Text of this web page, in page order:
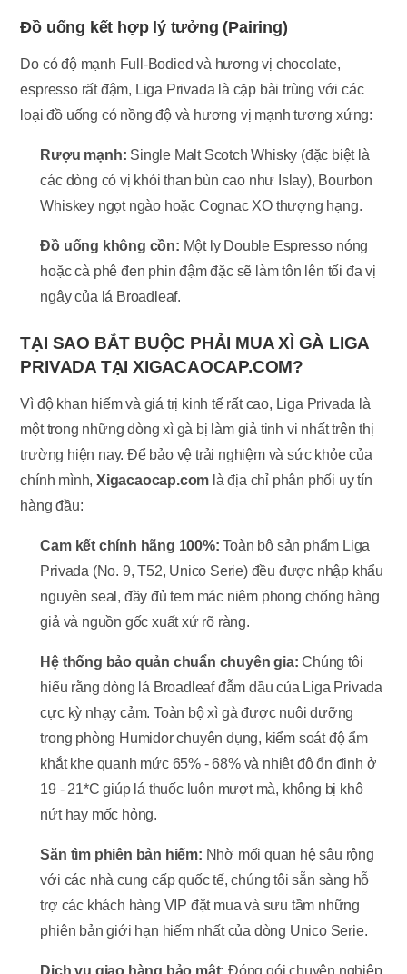
Đồ uống kết hợp lý tưởng (Pairing)
Do có độ mạnh Full-Bodied và hương vị chocolate,
espresso rất đậm, Liga Privada là cặp bài trùng với các
loại đồ uống có nồng độ và hương vị mạnh tương xứng:
Rượu mạnh: Single Malt Scotch Whisky (đặc biệt là
các dòng có vị khói than bùn cao như Islay), Bourbon
Whiskey ngọt ngào hoặc Cognac XO thượng hạng.
Đồ uống không cồn: Một ly Double Espresso nóng
hoặc cà phê đen phin đậm đặc sẽ làm tôn lên tối đa vị
ngậy của lá Broadleaf.
TẠI SAO BẮT BUỘC PHẢI MUA XÌ GÀ LIGA
PRIVADA TẠI XIGACAOCAP.COM?
Vì độ khan hiếm và giá trị kinh tế rất cao, Liga Privada là
một trong những dòng xì gà bị làm giả tinh vi nhất trên thị
trường hiện nay. Để bảo vệ trải nghiệm và sức khỏe của
chính mình,Xigacaocap.com là địa chỉ phân phối uy tín
hàng đầu:
Cam kết chính hãng 100%: Toàn bộ sản phẩm Liga
Privada (No. 9, T52, Unico Serie) đều được nhập khẩu
nguyên seal, đầy đủ tem mác niêm phong chống hàng
giả và nguồn gốc xuất xứ rõ ràng.
Hệ thống bảo quản chuẩn chuyên gia: Chúng tôi
hiểu rằng dòng lá Broadleaf đẫm dầu của Liga Privada
cực kỳ nhạy cảm. Toàn bộ xì gà được nuôi dưỡng
trong phòng Humidor chuyên dụng, kiểm soát độ ẩm
khắt khe quanh mức 65% - 68%và nhiệt độ ổn định ở
19 - 21*C giúp lá thuốc luôn mượt mà, không bị khô
nứt hay mốc hỏng.
Săn tìm phiên bản hiếm: Nhờ mối quan hệ sâu rộng
với các nhà cung cấp quốc tế, chúng tôi sẵn sàng hỗ
trợ các khách hàng VIP đặt mua và sưu tầm những
phiên bản giới hạn hiếm nhất của dòng Unico Serie.
Dịch vụ giao hàng bảo mật: Đóng gói chuyên nghiệp,